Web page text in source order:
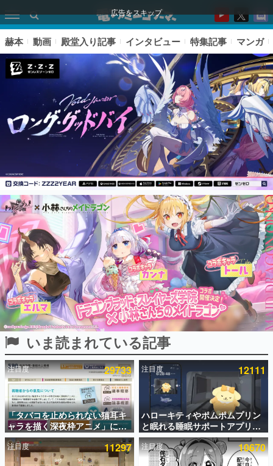
広告をスキップ
ピックアップ
電ファミのいま読まれている記事ランキング
アプリセール情報
インタビュー
連載・特集一覧
殿堂入り記事
SNS拡散数が数千以上！ ページビュー数万以上！ などな
ど。多くの人々に読まれた、電ファミ渾身の“殿堂入り”記
事をまとめました。
ゲームの企画書
名作ゲームクリエイターの方々に製作時のエピソードをお
聞きし、ヒットする企画（ゲーム）とは何か？を探ってい
きます。
赫本
この物語を解いてはいけない。『赫本』は、〈試験問題〉
の形をした短編ホラー小説集です。
赫本 動画 殿堂入り記事 インタビュー 特集記事 マンガ
いま読まれている記事
注目度 29733
「タバコを止められない猫耳キ
ャラを描く深夜枠アニメ」に視
聴者の一部から批判意見。違法
薬物の使用と思わしき描写も含
めて、BPOが議論を交わす
注目度 12111
ハローキティやポムポムプリン
と眠れる睡眠サポートアプリ
『ゆめたび』が配信中。キャラ
ごとのASMRや目覚ましアラー
ムも搭載
注目度 11297 注目度 10670